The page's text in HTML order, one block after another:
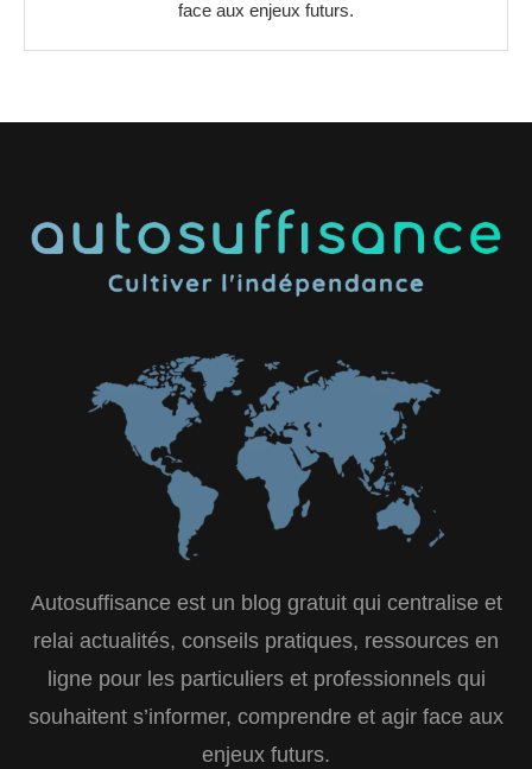
face aux enjeux futurs.
Autosuffisance est un blog gratuit qui centralise et
relai actualités, conseils pratiques, ressources en
ligne pour les particuliers et professionnels qui
souhaitent s’informer, comprendre et agir face aux
enjeux futurs.